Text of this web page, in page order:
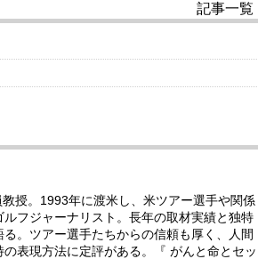
記事一覧
授。1993年に渡米し、米ツアー選手や関係
フジャーナリスト。長年の取材実績と独特
。ツアー選手たちからの信頼も厚く、人間
表現方法に定評がある。『 がんと命とセッ